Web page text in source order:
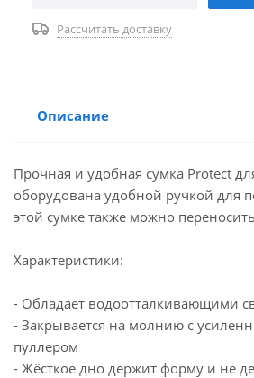
Рассчитать доставку
Описание
Прочная и удобная сумка Protect
оборудована удобной ручкой для
этой сумке также можно
Характеристики:
- Обладает водоотталкивающими
- Закрывается на молнию с
пуллером
- Жёсткое дно держит форму и не